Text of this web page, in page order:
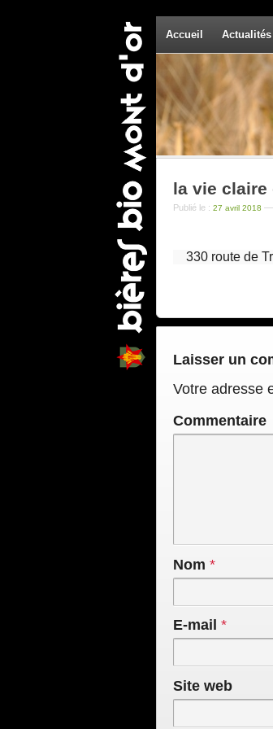
Accueil Actualités
la vie claire
Publié le : 27 avril 2018 —
330 route de
Laisser un
Votre adresse
Commentaire
Nom *
E-mail *
Site web